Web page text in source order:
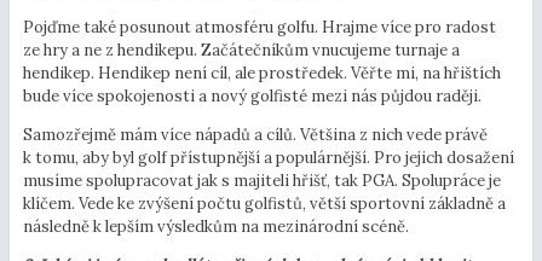
Pojďme také posunout atmosféru golfu. Hrajme více pro radost
ze hry a ne z hendikepu. Začátečníkům vnucujeme turnaje a
hendikep. Hendikep není cíl, ale prostředek. Věřte mi, na hřištích
bude více spokojenosti a nový golfisté mezi nás půjdou raději.
Samozřejmě mám více nápadů a cílů. Většina z nich vede právě
k tomu, aby byl golf přístupnější a populárnější. Pro jejich dosažení
musíme spolupracovat jak s majiteli hřišť, tak PGA. Spolupráce je
klíčem. Vede ke zvýšení počtu golfistů, větší sportovní základně a
následně k lepším výsledkům na mezinárodní scéně.